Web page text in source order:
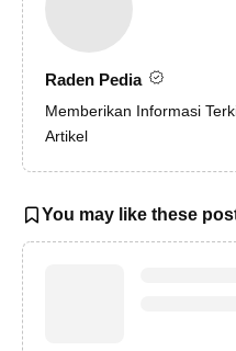
Raden Pedia
Memberikan Informasi
Artikel
You may like these